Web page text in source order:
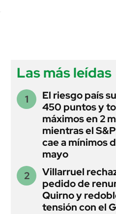
Las más leídas
El riesgo país
450 puntos y
máximos en 2
mientras el
cae a mínimos
mayo
Villarruel
pedido de
Quirno y
tensión con el